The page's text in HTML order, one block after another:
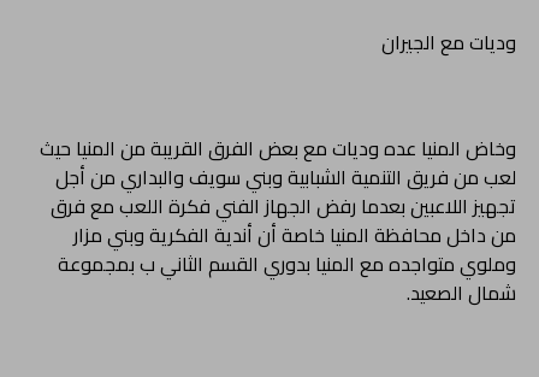
وديات مع الجيران
وخاض المنيا عده وديات مع بعض الفرق القريبة من المنيا حيث
لعب من فريق التنمية الشبابية وبني سويف والبداري من أجل
تجهيز اللاعبين بعدما رفض الجهاز الفني فكرة اللعب مع فرق
من داخل محافظة المنيا خاصة أن أندية الفكرية وبني مزار
وملوي متواجده مع المنيا بدوري القسم الثاني ب بمجموعة
شمال الصعيد.